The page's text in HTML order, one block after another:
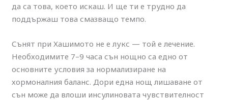
да са това, което искаш. И ще ти е трудно да
поддържаш това смазващо темпо.
Сънят при Хашимото не е лукс — той е лечение.
Необходимите 7–9 часа сън нощно са едно от
основните условия за нормализиране на
хормоналния баланс. Дори една нощ лишаване от
сън може да влоши инсулиновата чувствителност